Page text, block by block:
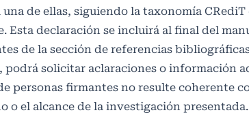
de ellas, siguiendo la taxonomía CRediT
Esta declaración se incluirá al final del
de la sección de referencias
solicitar aclaraciones o información
personas firmantes no resulte coherente
o el alcance de la investigación presentada.